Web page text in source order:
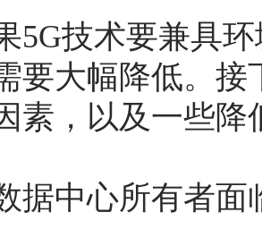
5G技术要兼具
要大幅降低。接
素，以及一些
据中心所有者面